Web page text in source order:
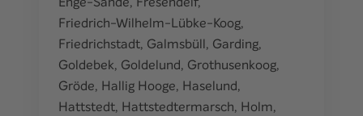
Friedrich-Wilhelm-Lübke-Koog,
Friedrichstadt, Galmsbüll, Garding,
Goldebek, Goldelund, Grothusenkoog,
Gröde, Hallig Hooge, Haselund,
Hattstedt, Hattstedtermarsch, Holm,